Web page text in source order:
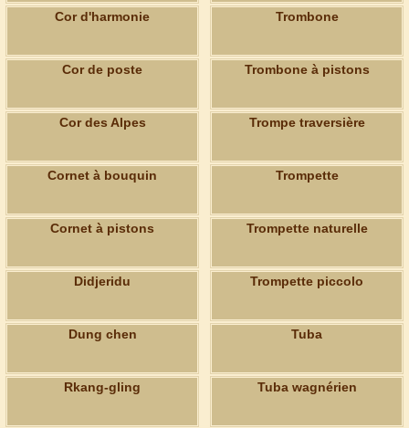
Cor d'harmonie
Cor de poste
Cor des Alpes
Cornet à bouquin
Cornet à pistons
Didjeridu
Dung chen
Rkang-gling
Trombone
Trombone à pistons
Trompe traversière
Trompette
Trompette naturelle
Trompette piccolo
Tuba
Tuba wagnérien